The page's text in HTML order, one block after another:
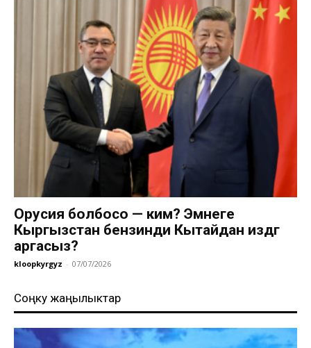
Орусия болбосо — ким? Эмнеге
Кыргызстан бензинди Кытайдан издөөгө
аргасыз?
kloopkyrgyz - 07/07/2026
Соңку жаңылыктар